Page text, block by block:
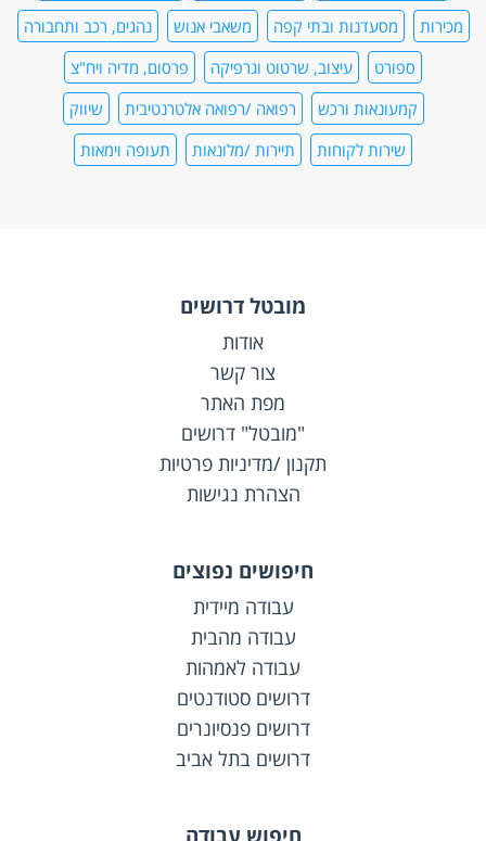
מכירות
מסעדנות ובתי קפה משאבי אנוש
נהגים, רכב ותחבורה
ספורט
עיצוב, שרטוט וגרפיקה
פרסום, מדיה ויח"צ
קמעונאות ורכש
רפואה /רפואה אלטרנטיבית
שיווק
שירות לקוחות
תיירות /מלונאות תעופה וימאות
מובטל דרושים
אודות
צור קשר
מפת האתר
"מובטל" דרושים
תקנון /מדיניות פרטיות
הצהרת נגישות
חיפושים נפוצים
עבודה מיידית
עבודה מהבית
עבודה לאמהות
דרושים סטודנטים
דרושים פנסיונרים
דרושים בתל אביב